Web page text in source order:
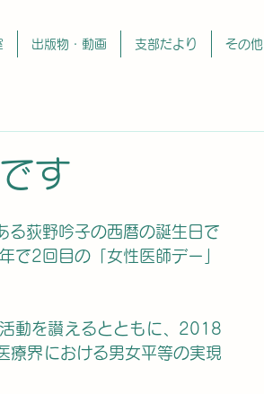
出版物・動画 支部だより その他
す
る荻野吟子の西暦の誕生日で
で2回目の「女性医師デー」
動を讃えるとともに、2018
療界における男女平等の実現